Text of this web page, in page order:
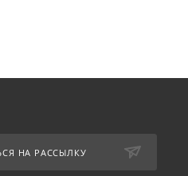
НА РАССЫЛКУ